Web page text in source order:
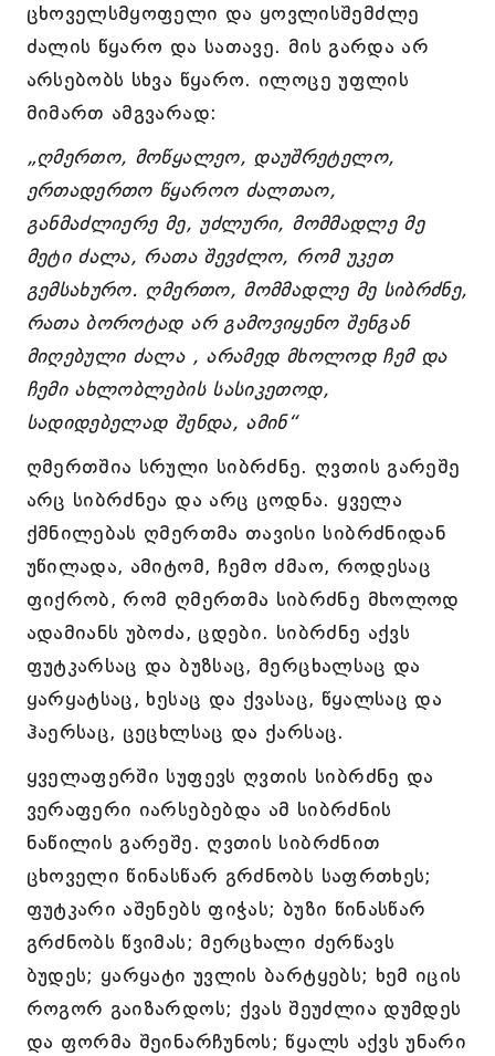
ცხოველსმყოფელი და ყოვლისშემძლე
ძალის წყარო და სათავე. მის გარდა არ
არსებობს სხვა წყარო. ილოცე უფლის
მიმართ ამგვარად:
„ღმერთო, მოწყალეო, დაუშრეტელო,
ერთადერთო წყაროო ძალთაო,
განმაძლიერე მე, უძლური, მომმადლე მე
მეტი ძალა, რათა შევძლო, რომ უკეთ
გემსახურო. ღმერთო, მომმადლე მე სიბრძნე,
რათა ბოროტად არ გამოვიყენო შენგან
მიღებული ძალა , არამედ მხოლოდ ჩემ და
ჩემი ახლობლების სასიკეთოდ,
სადიდებელად შენდა, ამინ“
ღმერთშია სრული სიბრძნე. ღვთის გარეშე
არც სიბრძნეა და არც ცოდნა. ყველა
ქმნილებას ღმერთმა თავისი სიბრძნიდან
უწილადა, ამიტომ, ჩემო ძმაო, როდესაც
ფიქრობ, რომ ღმერთმა სიბრძნე მხოლოდ
ადამიანს უბოძა, ცდები. სიბრძნე აქვს
ფუტკარსაც და ბუზსაც, მერცხალსაც და
ყარყატსაც, ხესაც და ქვასაც, წყალსაც და
ჰაერსაც, ცეცხლსაც და ქარსაც.
ყველაფერში სუფევს ღვთის სიბრძნე და
ვერაფერი იარსებებდა ამ სიბრძნის
ნაწილის გარეშე. ღვთის სიბრძნით
ცხოველი წინასწარ გრძნობს საფრთხეს;
ფუტკარი აშენებს ფიჭას; ბუზი წინასწარ
გრძნობს წვიმას; მერცხალი ძერწავს
ბუდეს; ყარყატი უვლის ბარტყებს; ხემ იცის
როგორ გაიზარდოს; ქვას შეუძლია დუმდეს
და ფორმა შეინარჩუნოს; წყალს აქვს უნარი